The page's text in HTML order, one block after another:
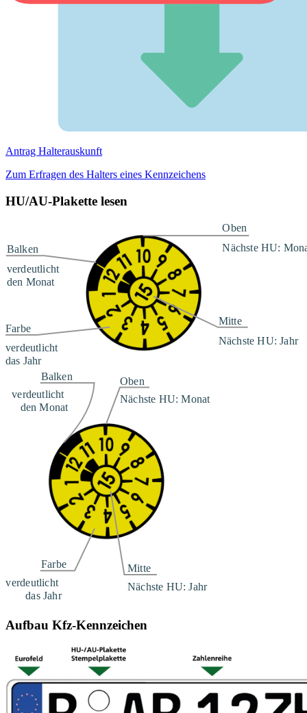
Antrag Halterauskunft
Zum Erfragen des Halters eines Kennzeichens
HU/AU-Plakette lesen
Aufbau Kfz-Kennzeichen